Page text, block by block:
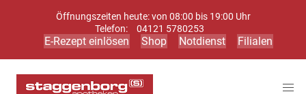
Öffnungszeiten heute: von 08:00 bis 19:00 Uhr
Telefon:
04121 5780253
E-Rezept einlösen Shop Notdienst Filialen